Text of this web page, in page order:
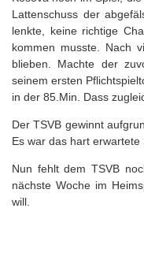
Lattenschuss der
lenkte, keine richtige
kommen musste. Nach
blieben. Machte der
seinem ersten
in der 85.Min. Dass
Der TSVB gewinnt
Es war das hart erwartete
Nun fehlt dem TSVB
nächste Woche im
will.